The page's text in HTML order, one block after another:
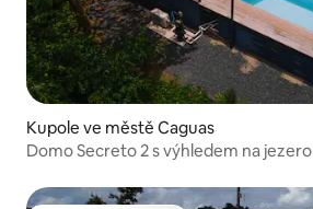
Kupole ve městě Caguas
Domo Secreto 2 s výhledem na jezero